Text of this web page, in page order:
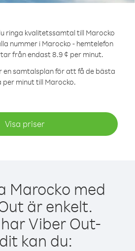
ringa kvalitetssamtal till Marocko
nummer i Marocko - hemtelefon
från endast 8.9 ¢ per minut.
en samtalsplan för att få de bästa
per minut till Marocko.
Visa priser
Marocko med
är enkelt.
Viber Out-
kan du: